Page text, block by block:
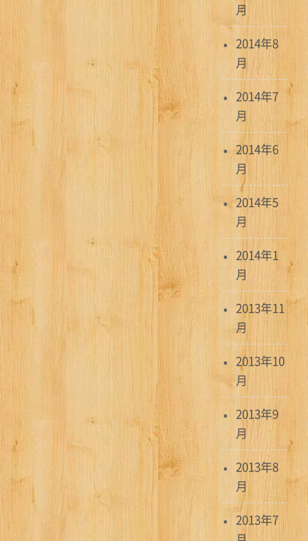
月
2014年8
月
2014年7
月
2014年6
月
2014年5
月
2014年1
月
2013年11
月
2013年10
月
2013年9
月
2013年8
月
2013年7